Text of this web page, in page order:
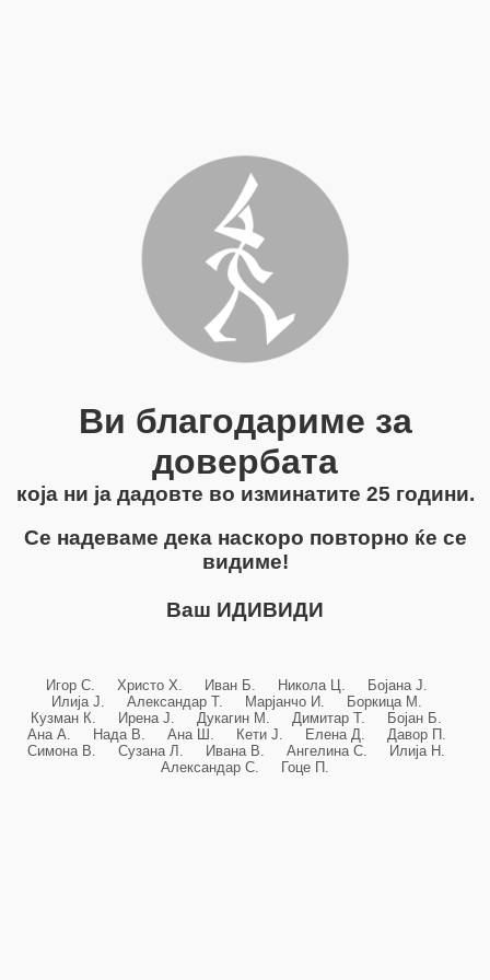
Ви благодариме за
довербата
која ни ја дадовте во изминатите 25 години.
Се надеваме дека наскоро повторно ќе се
видиме!
Ваш ИДИВИДИ
Игор С. Христо Х. Иван Б. Никола Ц. Бојана Ј.
Илија Ј. Александар Т. Марјанчо И. Боркица М.
Кузман К. Ирена Ј. Дукагин М. Димитар Т. Бојан Б.
Ана А. Нада В. Ана Ш. Кети Ј. Елена Д. Давор П.
Симона В. Сузана Л. Ивана В. Ангелина С. Илија Н.
Александар С. Гоце П.